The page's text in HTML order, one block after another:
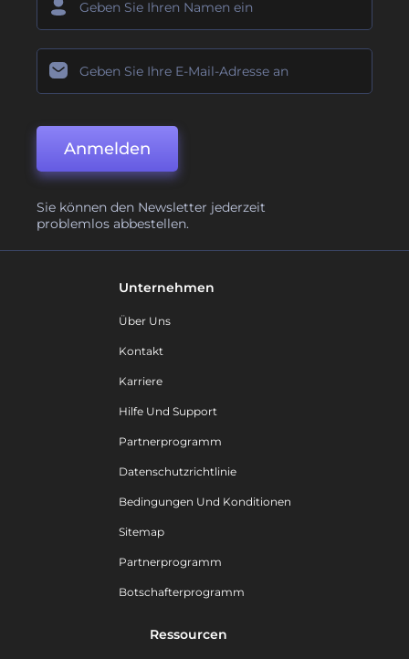
Anmelden
Sie können den Newsletter jederzeit
problemlos abbestellen.
Unternehmen
Über Uns
Kontakt
Karriere
Hilfe Und Support
Partnerprogramm
Datenschutzrichtlinie
Bedingungen Und Konditionen
Sitemap
Partnerprogramm
Botschafterprogramm
Ressourcen